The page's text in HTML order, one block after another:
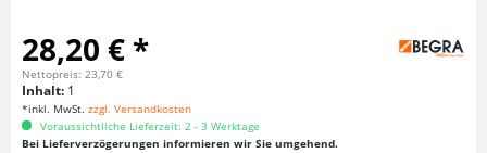
28,20 € *
Nettopreis: 23,70 €
Inhalt: 1
*inkl. MwSt. zzgl. Versandkosten
Voraussichtliche Lieferzeit: 2 - 3 Werktage
Bei Lieferverzögerungen informieren wir Sie umgehend.